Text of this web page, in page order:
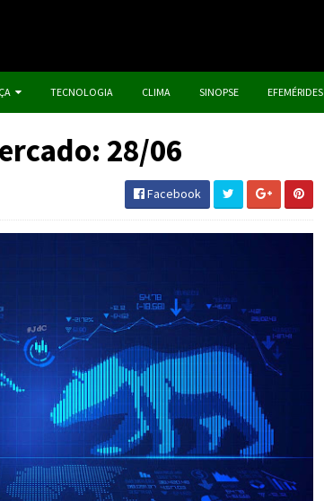
TECNOLOGIA CLIMA SINOPSE EFEMÉRIDES
28/06
Facebook